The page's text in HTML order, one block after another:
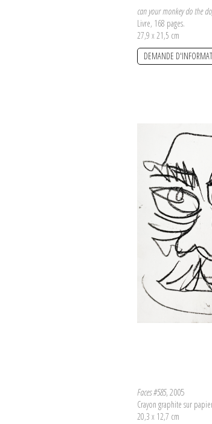
can your monkey do the
Livre, 168 pages.
27,9 x 21,5 cm
DEMANDE
Faces #585, 2005
Crayon graphite sur
20,3 x 12,7 cm